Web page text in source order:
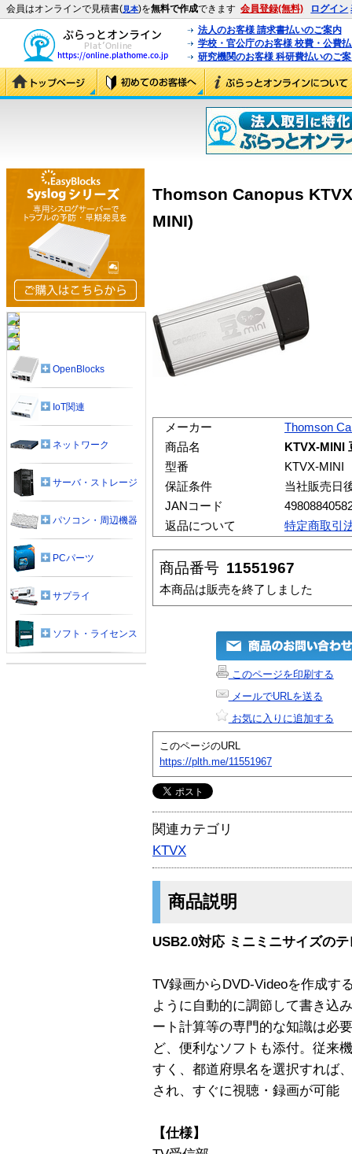
会員はオンラインで見積書(見本)を無料で作成できます 会員登録(無料) ログイン
法人のお客様 請求書払いのご案内
学校・官公庁のお客様 校費・公費
研究機関のお客様 科研費払いのご
Thomson Canopus
MINI)
メーカー
Thomson
商品名
KTVX-MINI
型番
KTVX-MINI
保証条件
当社販売日
JANコード
返品について
特定商取引
商品番号 11551967
本商品は販売を終了しました
このページを印刷する
メールでURLを送る
お気に入りに追加する
このページのURL
https://plth.me/11551967
関連カテゴリ
KTVX
商品説明
USB2.0対応 ミニミニサイズの
TV録画からDVD-Videoを作成す
ように自動的に調節して書き込
ート計算等の専門的な知識は必
ど、便利なソフトも添付。従来
すく、都道府県名を選択すれば
され、すぐに視聴・録画が可能
【仕様】
OpenBlocks
IoT関連
ネットワーク
サーバ・ストレージ
パソコン・周辺機器
PCパーツ
サプライ
ソフト・ライセンス